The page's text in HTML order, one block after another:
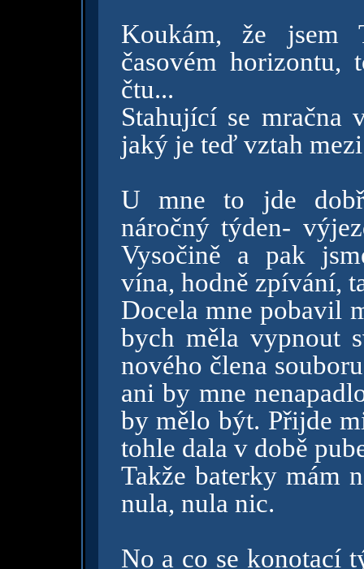
Koukám, že jsem
časovém
čtu...
Stahující se mračna
jaký je teď vztah
U mne to jde
náročný týden-
Vysočině a pak
vína, hodně zpívání,
Docela mne pobavil
bych měla vypnout
nového člena
ani by mne
by mělo být. Přijde
tohle dala v době
Takže baterky mám
nula, nula nic.
No a co se konotací